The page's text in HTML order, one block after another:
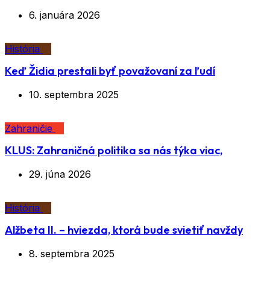
6. januára 2026
História
Keď Židia prestali byť považovaní za ľudí
10. septembra 2025
Zahraničie
KLUS: Zahraničná politika sa nás týka viac,
29. júna 2026
História
Alžbeta II. – hviezda, ktorá bude svietiť navždy
8. septembra 2025